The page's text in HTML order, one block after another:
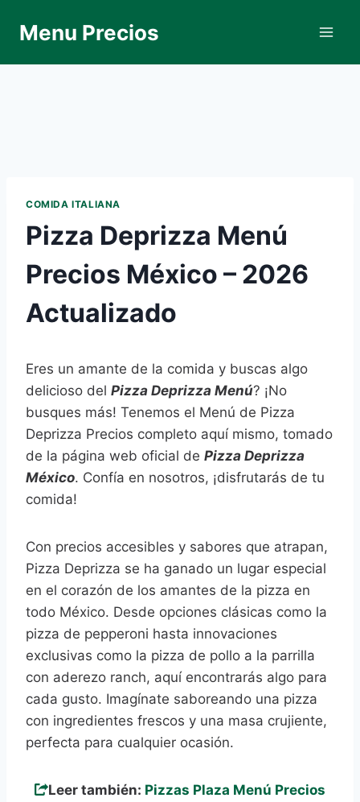
Menu Precios
COMIDA ITALIANA
Pizza Deprizza Menú
Precios México – 2026
Actualizado
Eres un amante de la comida y buscas algo
delicioso del Pizza Deprizza Menú? ¡No
busques más! Tenemos el Menú de Pizza
Deprizza Precios completo aquí mismo, tomado
de la página web oficial de Pizza Deprizza
México. Confía en nosotros, ¡disfrutarás de tu
comida!
Con precios accesibles y sabores que atrapan,
Pizza Deprizza se ha ganado un lugar especial
en el corazón de los amantes de la pizza en
todo México. Desde opciones clásicas como la
pizza de pepperoni hasta innovaciones
exclusivas como la pizza de pollo a la parrilla
con aderezo ranch, aquí encontrarás algo para
cada gusto. Imagínate saboreando una pizza
con ingredientes frescos y una masa crujiente,
perfecta para cualquier ocasión.
Leer también: Pizzas Plaza Menú Precios